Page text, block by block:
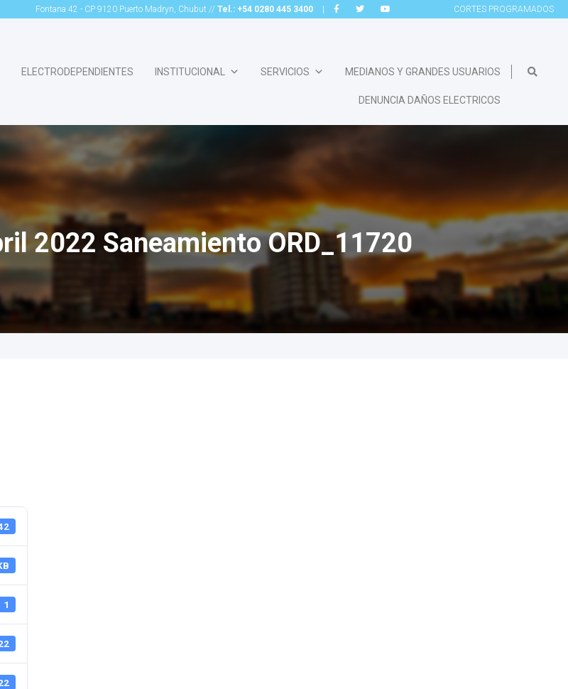
Fontana 42 - CP 9120 Puerto Madryn, Chubut // Tel.: +54 0280 445 3400 CORTES PROGRAMADOS
ELECTRODEPENDIENTES INSTITUCIONAL SERVICIOS MEDIANOS Y GRANDES USUARIOS
DENUNCIA DAÑOS ELECTRICOS
2022 Saneamiento ORD_11720
1